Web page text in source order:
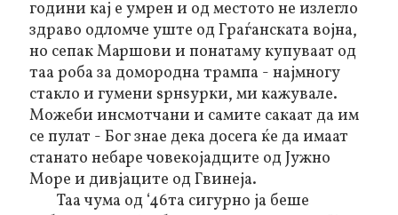
години кај е умрен и од местото не излегло
здраво одломче уште од Граѓанската војна,
но сепак Маршови и понатаму купуваат од
таа роба за домородна трампа - најмногу
стакло и гумени ѕрнѕурки, ми кажувале.
Можеби инсмотчани и самите сакаат да им
се пулат - Бог знае дека досега ќе да имаат
станато небаре човекојадците од Јужно
Море и дивјаците од Гвинеја.
Таа чума од ‘46та сигурно ја беше